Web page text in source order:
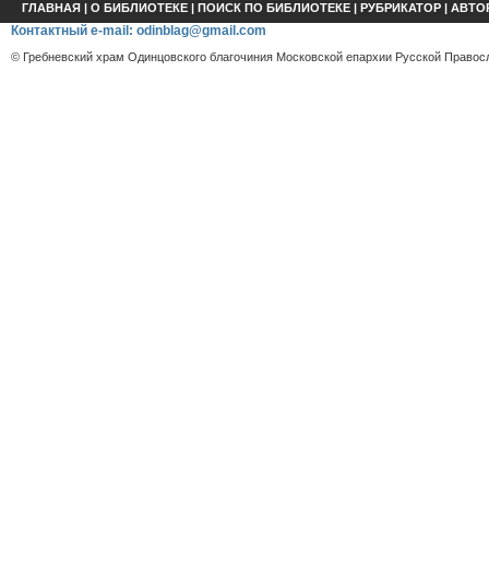
ГЛАВНАЯ | О БИБЛИОТЕКЕ | ПОИСК ПО БИБЛИОТЕКЕ | РУБРИКАТОР |
Контактный e-mail: odinblag@gmail.com
© Гребневский храм Одинцовского благочиния Московской епархии Русской